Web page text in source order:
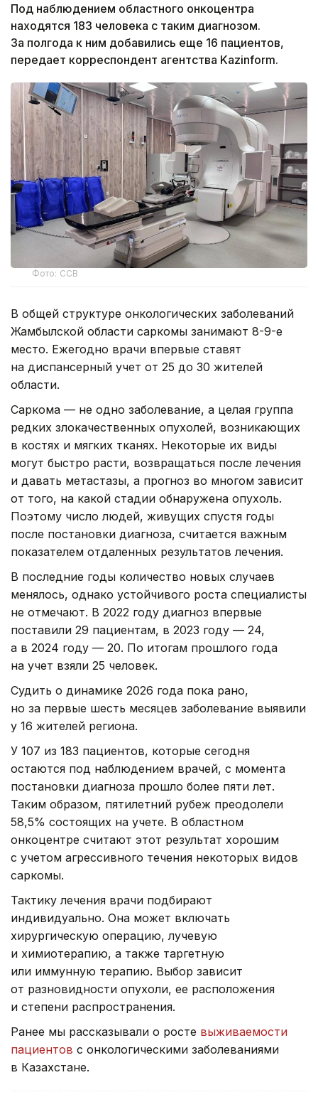
Под наблюдением областного онкоцентра
находятся 183 человека с таким диагнозом.
За полгода к ним добавились еще 16 пациентов,
передает корреспондент агентства Kazinform.
Фото: ССВ
В общей структуре онкологических заболеваний
Жамбылской области саркомы занимают 8-9-е
место. Ежегодно врачи впервые ставят
на диспансерный учет от 25 до 30 жителей
области.
Саркома — не одно заболевание, а целая группа
редких злокачественных опухолей, возникающих
в костях и мягких тканях. Некоторые их виды
могут быстро расти, возвращаться после лечения
и давать метастазы, а прогноз во многом зависит
от того, на какой стадии обнаружена опухоль.
Поэтому число людей, живущих спустя годы
после постановки диагноза, считается важным
показателем отдаленных результатов лечения.
В последние годы количество новых случаев
менялось, однако устойчивого роста специалисты
не отмечают. В 2022 году диагноз впервые
поставили 29 пациентам, в 2023 году — 24,
а в 2024 году — 20. По итогам прошлого года
на учет взяли 25 человек.
Судить о динамике 2026 года пока рано,
но за первые шесть месяцев заболевание выявили
у 16 жителей региона.
У 107 из 183 пациентов, которые сегодня
остаются под наблюдением врачей, с момента
постановки диагноза прошло более пяти лет.
Таким образом, пятилетний рубеж преодолели
58,5% состоящих на учете. В областном
онкоцентре считают этот результат хорошим
с учетом агрессивного течения некоторых видов
саркомы.
Тактику лечения врачи подбирают
индивидуально. Она может включать
хирургическую операцию, лучевую
и химиотерапию, а также таргетную
или иммунную терапию. Выбор зависит
от разновидности опухоли, ее расположения
и степени распространения.
Ранее мы рассказывали о росте выживаемости
пациентов с онкологическими заболеваниями
в Казахстане.